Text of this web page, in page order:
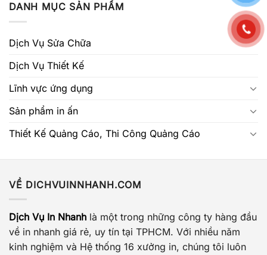
DANH MỤC SẢN PHẨM
Dịch Vụ Sửa Chữa
Dịch Vụ Thiết Kế
Lĩnh vực ứng dụng
Sản phẩm in ấn
Thiết Kế Quảng Cáo, Thi Công Quảng Cáo
VỀ DICHVUINNHANH.COM
Dịch Vụ In Nhanh là một trong những công ty hàng đầu
về in nhanh giá rẻ, uy tín tại TPHCM. Với nhiều năm
kinh nghiệm và Hệ thống 16 xưởng in, chúng tôi luôn